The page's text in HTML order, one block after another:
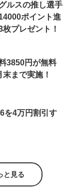
ルスの推し選手
ポイント進
プレゼント！
3850円が無料
まで実施！
を4万円割引す
と見る